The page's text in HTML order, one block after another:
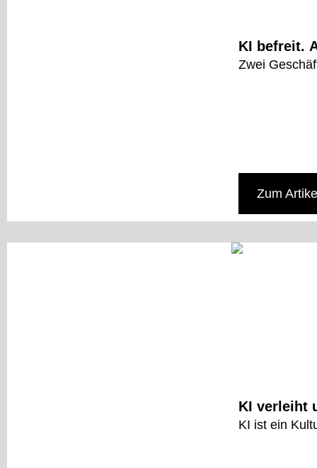
KI befreit.
Zwei
Zum
KI verleiht
KI ist ein